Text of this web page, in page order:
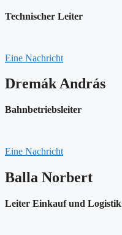
Technischer Leiter
Eine Nachricht
Dremák András
Bahnbetriebsleiter
Eine Nachricht
Balla Norbert
Leiter Einkauf und Logistik